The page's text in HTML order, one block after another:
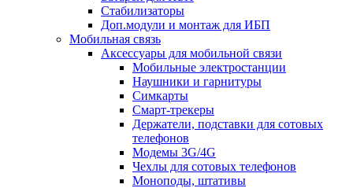
Стабилизаторы
Доп.модули и монтаж для ИБП
Мобильная связь
Аксессуары для мобильной связи
Мобильные электростанции
Наушники и гарнитуры
Симкарты
Смарт-трекеры
Держатели, подставки для сотовых
телефонов
Модемы 3G/4G
Чехлы для сотовых телефонов
Моноподы, штативы